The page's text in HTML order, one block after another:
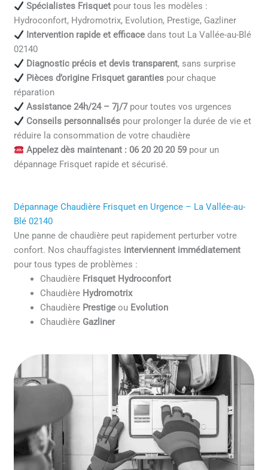
Spécialistes Frisquetpour tous les modèles :
Hydroconfort, Hydromotrix, Evolution, Prestige, Gazliner
Intervention rapide et efficacedans tout La Vallée-au-Blé
02140
Diagnostic précis et devis transparent, sans surprise
Pièces d’origine Frisquet garantiespour chaque
réparation
Assistance 24h/24 – 7j/7pour toutes vos urgences
Conseils personnaliséspour prolonger la durée de vie et
réduire la consommation de votre chaudière
Appelez dès maintenant : 06 20 20 20 59pour un
dépannage Frisquet rapide et sécurisé.
Dépannage Chaudière Frisquet en Urgence – La Vallée-au-
Blé 02140
Une panne de chaudière peut rapidement perturber votre
confort. Nos chauffagistes interviennent immédiatement
pour tous types de problèmes :
Chaudière Frisquet Hydroconfort
Chaudière Hydromotrix
Chaudière Prestige ou Evolution
Chaudière Gazliner